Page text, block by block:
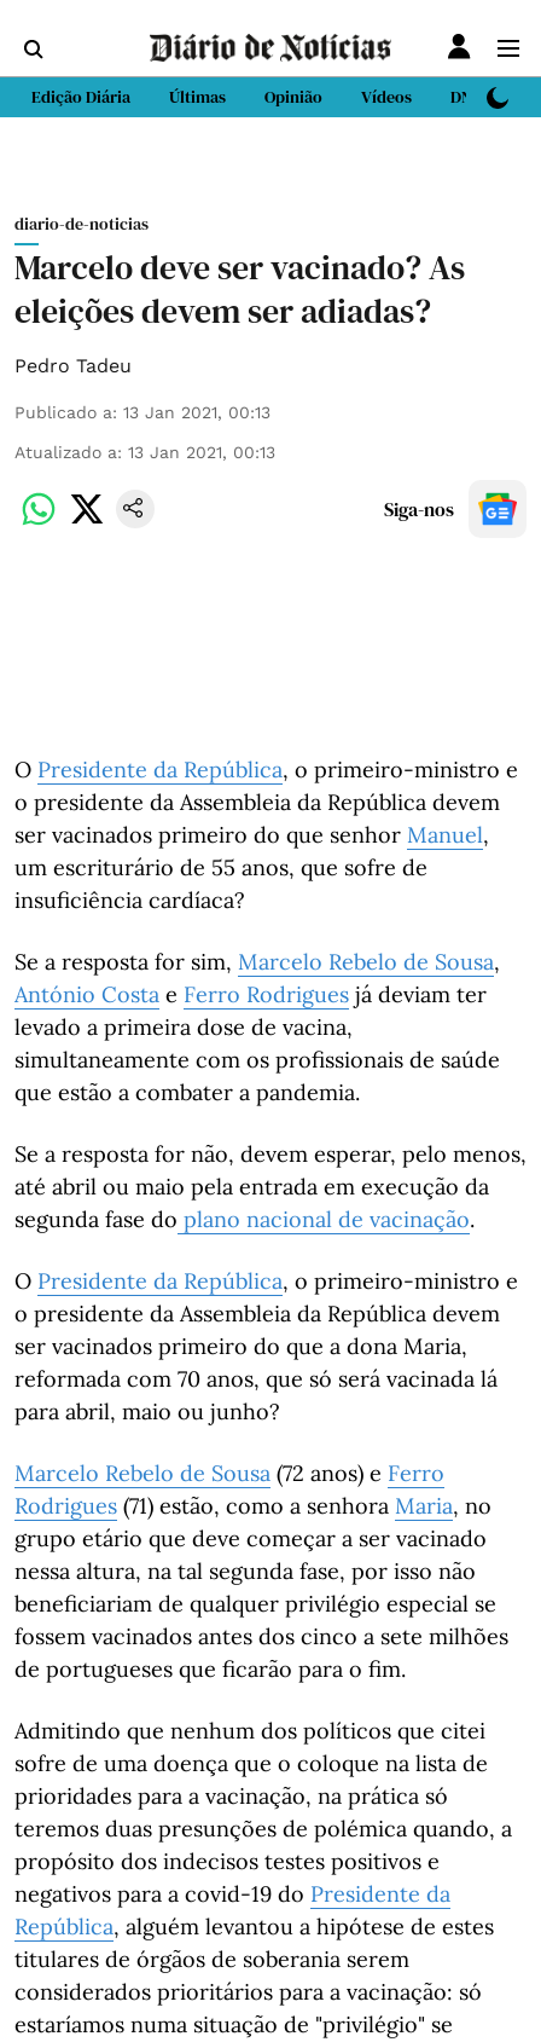
Edição Diária Últimas Opinião Vídeos DN Sport
diario-de-noticias
Marcelo deve ser vacinado? As
eleições devem ser adiadas?
Pedro Tadeu
Publicado a: 13 Jan 2021, 00:13
Atualizado a: 13 Jan 2021, 00:13
Siga-nos
O Presidente da República, o primeiro-ministro e
o presidente da Assembleia da República devem
ser vacinados primeiro do que senhor Manuel,
um escriturário de 55 anos, que sofre de
insuficiência cardíaca?
Se a resposta for sim, Marcelo Rebelo de Sousa,
António Costa e Ferro Rodrigues já deviam ter
levado a primeira dose de vacina,
simultaneamente com os profissionais de saúde
que estão a combater a pandemia.
Se a resposta for não, devem esperar, pelo menos,
até abril ou maio pela entrada em execução da
segunda fase do plano nacional de vacinação.
O Presidente da República, o primeiro-ministro e
o presidente da Assembleia da República devem
ser vacinados primeiro do que a dona Maria,
reformada com 70 anos, que só será vacinada lá
para abril, maio ou junho?
Marcelo Rebelo de Sousa (72 anos) e Ferro
Rodrigues (71) estão, como a senhora Maria, no
grupo etário que deve começar a ser vacinado
nessa altura, na tal segunda fase, por isso não
beneficiariam de qualquer privilégio especial se
fossem vacinados antes dos cinco a sete milhões
de portugueses que ficarão para o fim.
Admitindo que nenhum dos políticos que citei
sofre de uma doença que o coloque na lista de
prioridades para a vacinação, na prática só
teremos duas presunções de polémica quando, a
propósito dos indecisos testes positivos e
negativos para a covid-19 do Presidente da
República, alguém levantou a hipótese de estes
titulares de órgãos de soberania serem
considerados prioritários para a vacinação: só
estaríamos numa situação de "privilégio" se